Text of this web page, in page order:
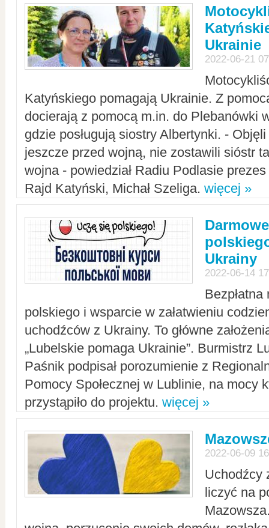
Ukrainie
2022-06-21
Katyńskiego pomagają Ukrainie. Z
docierają z pomocą m.in. do Plebanówki
gdzie posługują siostry Albertynki. -
jeszcze przed wojną, nie zostawili sióstr
wojna - powiedział Radiu Podlasie
Rajd Katyński, Michał Szeliga. więcej »
Ukrainy
2022-06-14
polskiego i wsparcie w załatwieniu
uchodźców z Ukrainy. To główne
„Lubelskie pomaga Ukrainie”. Burmistrz
Paśnik podpisał porozumienie z
Pomocy Społecznej w Lublinie, na mocy
przystąpiło do projektu. więcej »
2022-06-09
Uchodźcy
liczyć na